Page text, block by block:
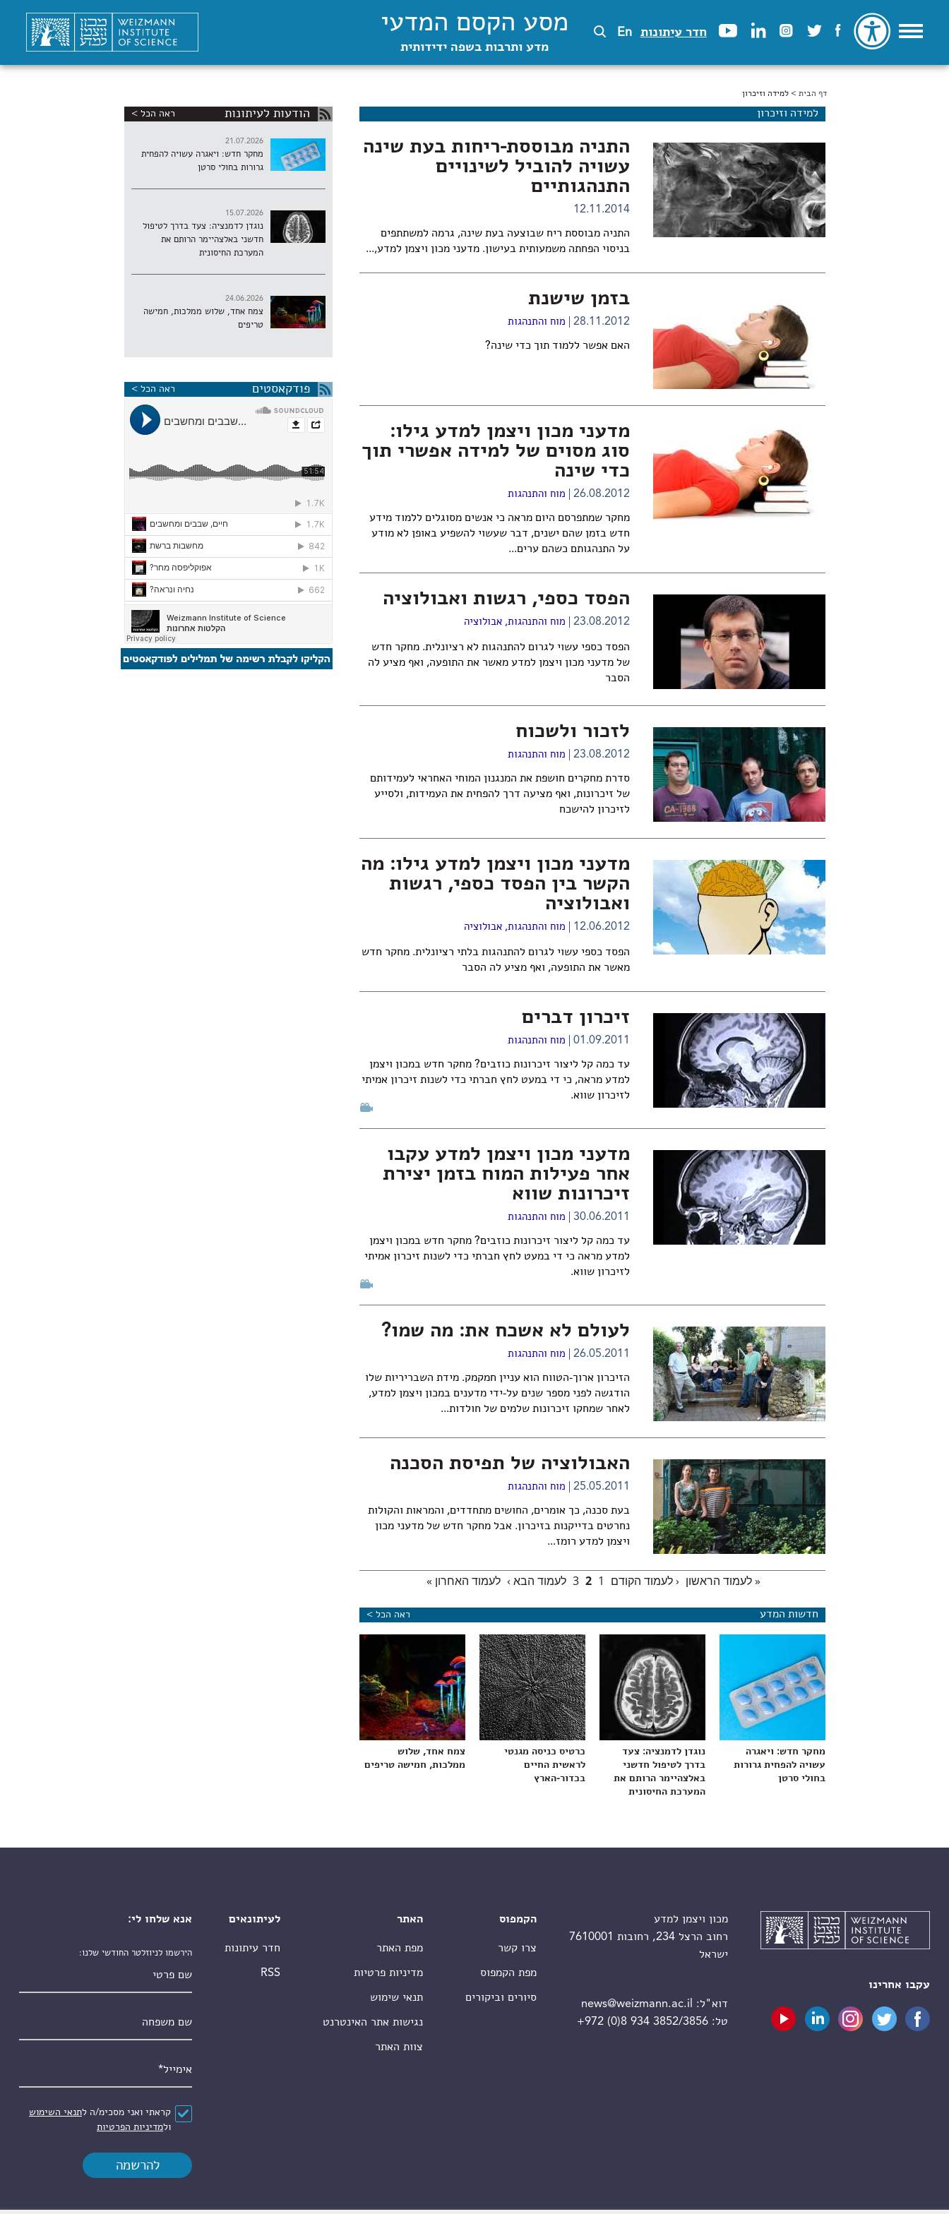
חדר עיתונות En מסע הקסם המדעי
מדע ותרבות בשפה ידידותית
הינך נמצא כאן
דף הבית > למידה וזיכרון
למידה וזיכרון
התניה מבוססת-ריחות בעת שינה
עשויה להוביל לשינויים
התנהגותיים
12.11.2014
התניה מבוססת ריח שבוצעה בעת שינה, גרמה למשתתפים
בניסוי הפחתה משמעותית בעישון. מדעני מכון ויצמן למדע,...
בזמן שישנת
28.11.2012 מוח והתנהגות
האם אפשר ללמוד תוך כדי שינה?
מדעני מכון ויצמן למדע גילו:
סוג מסוים של למידה אפשרי תוך
כדי שינה
26.08.2012 מוח והתנהגות
מחקר שמתפרסם היום מראה כי אנשים מסוגלים ללמוד מידע
חדש בזמן שהם ישנים, דבר שעשוי להשפיע באופן לא מודע
על התנהגותם כשהם ערים...
הפסד כספי, רגשות ואבולוציה
23.08.2012 מוח והתנהגות,אבולוציה
הפסד כספי עשוי לגרום להתנהגות לא רציונלית. מחקר חדש
של מדעני מכון ויצמן למדע מאשר את התופעה, ואף מציע לה
הסבר
לזכור ולשכוח
23.08.2012 מוח והתנהגות
סדרת מחקרים חושפת את המנגנון המוחי האחראי לעמידותם
של זיכרונות, ואף מציעה דרך להפחית את העמידות, ולסייע
לזיכרון להישכח
מדעני מכון ויצמן למדע גילו: מה
הקשר בין הפסד כספי, רגשות
ואבולוציה
12.06.2012 מוח והתנהגות,אבולוציה
הפסד כספי עשוי לגרום להתנהגות בלתי רציונלית. מחקר חדש
מאשר את התופעה, ואף מציע לה הסבר
זיכרון דברים
01.09.2011 מוח והתנהגות
עד כמה קל ליצור זיכרונות כוזבים? מחקר חדש במכון ויצמן
למדע מראה, כי די במעט לחץ חברתי כדי לשנות זיכרון אמיתי
לזיכרון שווא.
מדעני מכון ויצמן למדע עקבו
אחר פעילות המוח בזמן יצירת
זיכרונות שווא
30.06.2011 מוח והתנהגות
עד כמה קל ליצור זיכרונות כוזבים? מחקר חדש במכון ויצמן
למדע מראה כי די במעט לחץ חברתי כדי לשנות זיכרון אמיתי
לזיכרון שווא.
לעולם לא אשכח את: מה שמו?
26.05.2011 מוח והתנהגות
הזיכרון ארוך-הטווח הוא עניין חמקמק. מידת השבריריות שלו
הודגשה לפני מספר שנים על-ידי מדענים במכון ויצמן למדע,
לאחר שמחקו זיכרונות שלמים של חולדות...
האבולוציה של תפיסת הסכנה
25.05.2011 מוח והתנהגות
בעת סכנה, כך אומרים, החושים מתחדדים, והמראות והקולות
נחרטים בדייקנות בזיכרון. אבל מחקר חדש של מדעני מכון
ויצמן למדע רומז...
« לעמוד הראשון ‹ לעמוד הקודם 1
2
3 לעמוד הבא › לעמוד האחרון »
חדשות המדע ראה הכל >
מחקר חדש: ויאגרה
עשויה להפחית גרורות
בחולי סרטן
נוגדן לדמנציה: צעד
בדרך לטיפול חדשני
באלצהיימר הרותם את
המערכת החיסונית
כרטיס כניסה מגנטי
לראשית החיים
בכדור-הארץ
צמח אחד, שלוש
ממלכות, חמישה טריפים
הודעות לעיתונות ראה הכל >
21.07.2026
מחקר חדש: ויאגרה עשויה להפחית
גרורות בחולי סרטן
15.07.2026
נוגדן לדמנציה: צעד בדרך לטיפול
חדשני באלצהיימר הרותם את
המערכת החיסונית
24.06.2026
צמח אחד, שלוש ממלכות, חמישה
טריפים
פודקאסטים ראה הכל >
עקבו אחרינו
מכון ויצמן למדע
רחוב הרצל 234, רחובות 7610001
ישראל
דוא"ל:
news@weizmann.ac.il
טל:+972 (0)8 934 3852/3856
הקמפוס
צרו קשר
מפת הקמפוס
סיורים וביקורים
האתר
מפת האתר
מדיניות פרטיות
תנאי שימוש
נגישות אתר האינטרנט
צוות האתר
לעיתונאים
חדר עיתונות
RSS
אנא שלחו לי:
הירשמו לניוזלטר החודשי שלנו:
הסכם*
קראתי ואני מסכימ/ה לתנאי השימוש
ולמדיניות הפרטיות